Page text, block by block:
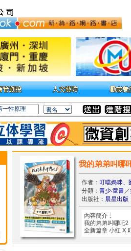
我的弟弟叫哪
作者： 叮噹媽咪、
分類： 青少‧童書／
出版社： 晨星出版
內容簡介：
我的弟弟叫哪吒2
全新篇章 小紅 X